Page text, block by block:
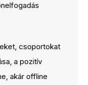
csoportokat
a pozitív
akár offline